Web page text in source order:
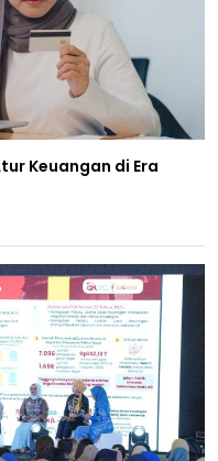
Keuangan di Era